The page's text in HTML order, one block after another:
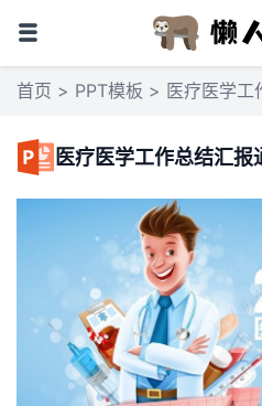
首页 > PPT模板 > 医疗医学工
医疗医学工作总结汇